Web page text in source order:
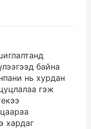
байна
нь хурдан
гэж
хардаг